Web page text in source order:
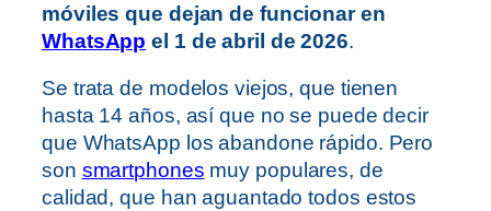
móviles que dejan de funcionar en
WhatsApp el 1 de abril de 2026.
Se trata de modelos viejos, que tienen
hasta 14 años, así que no se puede decir
que WhatsApp los abandone rápido. Pero
son smartphones muy populares, de
calidad, que han aguantado todos estos